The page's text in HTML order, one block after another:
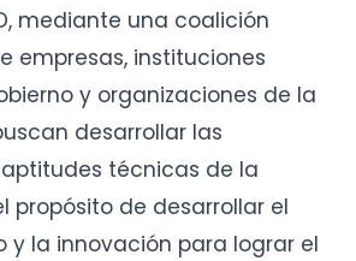
mediante una coalición
empresas, instituciones
y organizaciones de la
desarrollar las
técnicas de la
propósito de desarrollar el
y la innovación para lograr el